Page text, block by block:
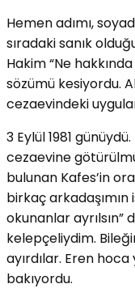
Hemen adımı,
sıradaki sanık
Hakim “Ne
sözümü kesiyordu.
cezaevindeki
3 Eylül 1981
cezaevine
bulunan Kafes’in
birkaç arkadaşımın
okunanlar ayrılsın”
kelepçeliydim.
ayırdılar. Eren
bakıyordu.